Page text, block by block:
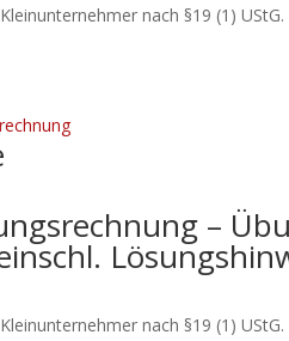
nach §19 (1) UStG.
–
nach §19 (1) UStG.